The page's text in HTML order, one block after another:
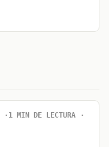
1 MIN DE LECTURA